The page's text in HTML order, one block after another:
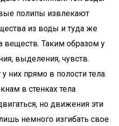
полипы извлекают
из воды и туда же
Таким образом у
выделения, чувств.
них прямо в полости тела.
в стенках тела
но движения эти
немного изгибать свое